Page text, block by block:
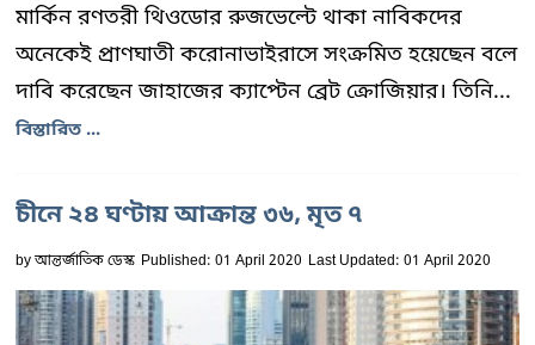
মার্কিন রণতরী থিওডোর রুজভেল্টে থাকা নাবিকদের
অনেকেই প্রাণঘাতী করোনাভাইরাসে সংক্রমিত হয়েছেন বলে
দাবি করেছেন জাহাজের ক্যাপ্টেন ব্রেট ক্রোজিয়ার। তিনি...
বিস্তারিত ...
চীনে ২৪ ঘণ্টায় আক্রান্ত ৩৬, মৃত ৭
byআন্তর্জাতিক ডেস্ক Published: 01 April 2020 Last Updated: 01 April 2020